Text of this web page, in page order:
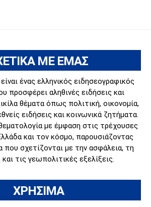
ΜΕ ΕΜΑΣ
ένας ελληνικός ειδησεογραφικός
προσφέρει αληθινές ειδήσεις και
θέματα όπως πολιτική, οικονομία,
ειδήσεις και κοινωνικά ζητήματα.
με έμφαση στις τρέχουσες
και τον κόσμο, παρουσιάζοντας
που σχετίζονται με την ασφάλεια, τη
και τις γεωπολιτικές εξελίξεις.
ΧΡΗΣΙΜΑ